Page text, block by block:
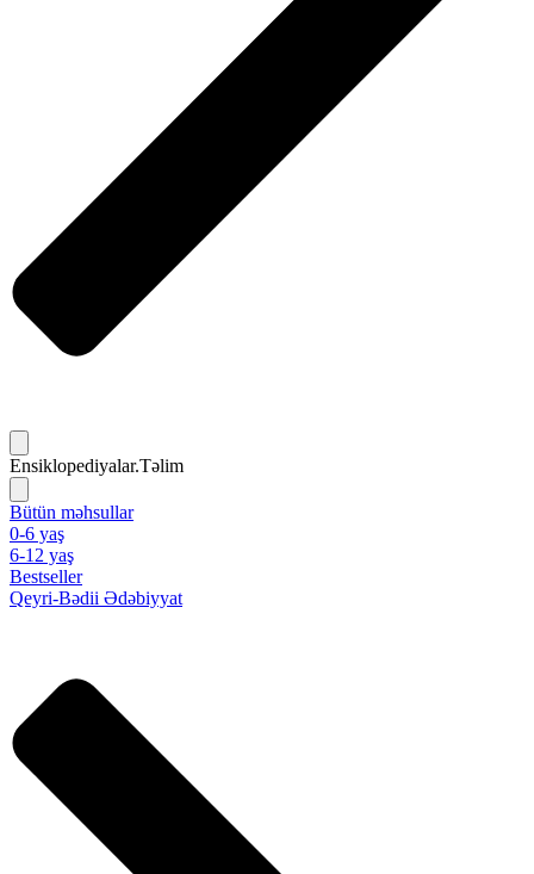
Ensiklopediyalar.Təlim
Bütün məhsullar
0-6 yaş
6-12 yaş
Bestseller
Qeyri-Bədii Ədəbiyyat